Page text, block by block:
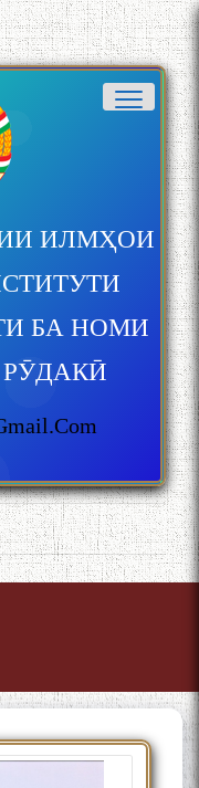
ИЛМҲОИ
БА НОМИ